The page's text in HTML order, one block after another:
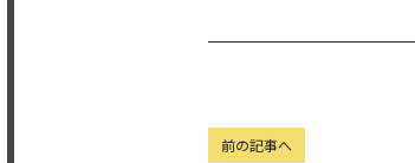
前の記事へ